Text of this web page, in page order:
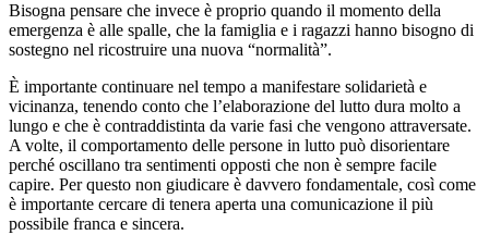
Bisogna pensare che invece è proprio quando il momento della
emergenza è alle spalle, che la famiglia e i ragazzi hanno bisogno di
sostegno nel ricostruire una nuova “normalità”.
È importante continuare nel tempo a manifestare solidarietà e
vicinanza, tenendo conto che l’elaborazione del lutto dura molto a
lungo e che è contraddistinta da varie fasi che vengono attraversate.
A volte, il comportamento delle persone in lutto può disorientare
perché oscillano tra sentimenti opposti che non è sempre facile
capire. Per questo non giudicare è davvero fondamentale, così come
è importante cercare di tenera aperta una comunicazione il più
possibile franca e sincera.